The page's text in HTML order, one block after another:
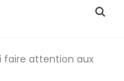
faire attention aux